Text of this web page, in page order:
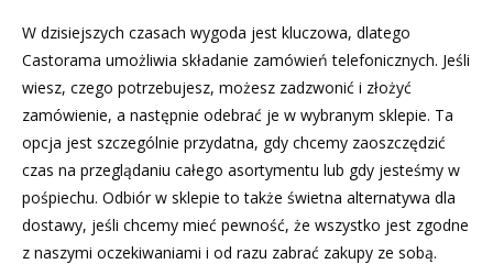
W dzisiejszych czasach wygoda jest kluczowa, dlatego
Castorama umożliwia składanie zamówień telefonicznych. Jeśli
wiesz, czego potrzebujesz, możesz zadzwonić i złożyć
zamówienie, a następnie odebrać je w wybranym sklepie. Ta
opcja jest szczególnie przydatna, gdy chcemy zaoszczędzić
czas na przeglądaniu całego asortymentu lub gdy jesteśmy w
pośpiechu. Odbiór w sklepie to także świetna alternatywa dla
dostawy, jeśli chcemy mieć pewność, że wszystko jest zgodne
z naszymi oczekiwaniami i od razu zabrać zakupy ze sobą.